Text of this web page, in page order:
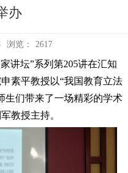
办
浏览： 2617
讲坛”系列第205讲在汇知
素平教授以“我国教育立法
生们带来了一场精彩的学术
教授主持。